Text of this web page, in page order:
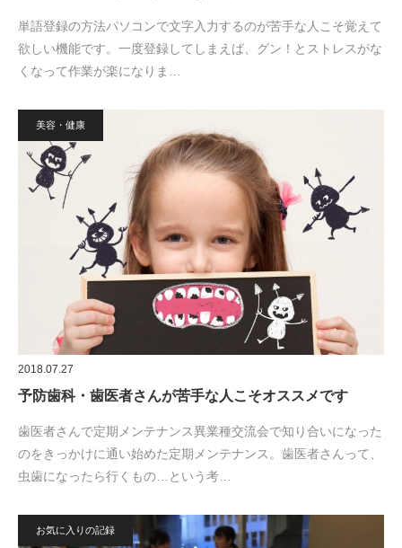
単語登録の方法パソコンで文字入力するのが苦手な人こそ覚えて
欲しい機能です。一度登録してしまえば、グン！とストレスがな
くなって作業が楽になりま…
美容・健康
2018.07.27
予防歯科・歯医者さんが苦手な人こそオススメです
歯医者さんで定期メンテナンス異業種交流会で知り合いになった
のをきっかけに通い始めた定期メンテナンス。歯医者さんって、
虫歯になったら行くもの…という考…
お気に入りの記録